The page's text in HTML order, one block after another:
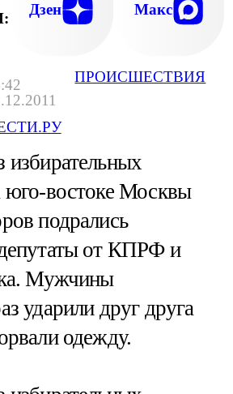
ПРОИСШЕСТВИЯ
Дзен Макс
избирательных
юго-востоке Москвы
подрались
от КПРФ и
Мужчины
ударили друг друга
одежду.